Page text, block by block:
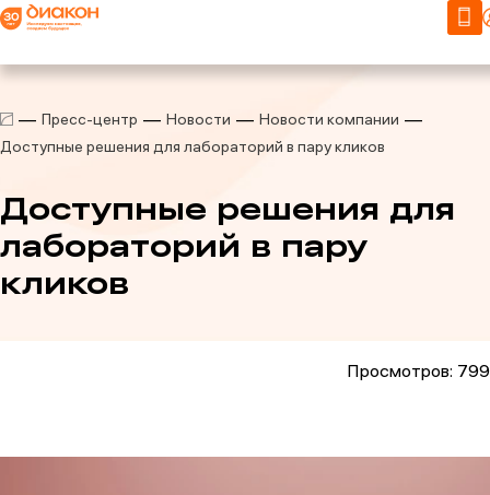
Пресс-центр Новости
Новости компании
Доступные решения для лабораторий в пару кликов
Доступные решения для
лабораторий в пару
кликов
Просмотров: 799